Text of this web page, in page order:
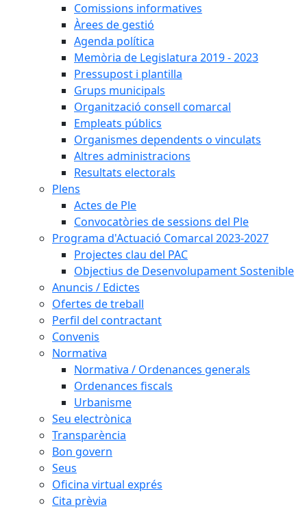
Comissions informatives
Àrees de gestió
Agenda política
Memòria de Legislatura 2019 - 2023
Pressupost i plantilla
Grups municipals
Organització consell comarcal
Empleats públics
Organismes dependents o vinculats
Altres administracions
Resultats electorals
Plens
Actes de Ple
Convocatòries de sessions del Ple
Programa d'Actuació Comarcal 2023-2027
Projectes clau del PAC
Objectius de Desenvolupament Sostenible
Anuncis / Edictes
Ofertes de treball
Perfil del contractant
Convenis
Normativa
Normativa / Ordenances generals
Ordenances fiscals
Urbanisme
Seu electrònica
Transparència
Bon govern
Seus
Oficina virtual exprés
Cita prèvia